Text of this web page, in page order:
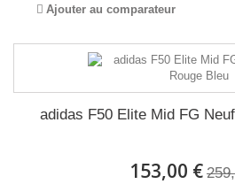
Ajouter au comparateur
adidas F50 Elite Mid FG
153,00 €